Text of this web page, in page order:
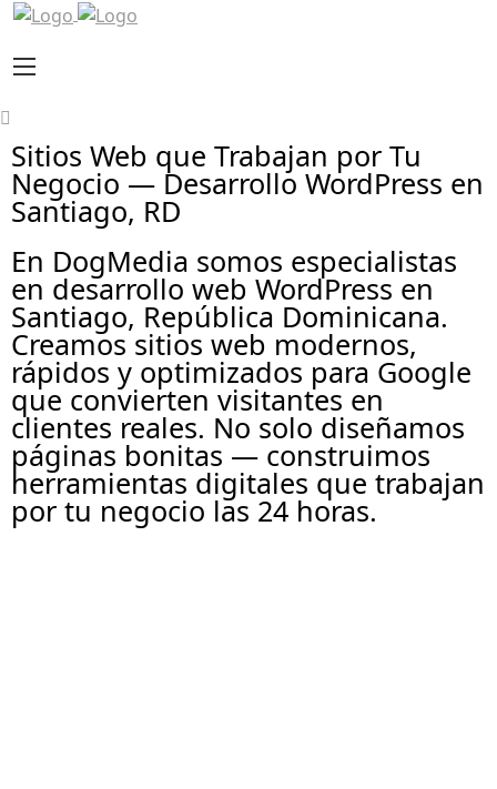
Sitios Web que Trabajan por Tu
Negocio — Desarrollo WordPress en
Santiago, RD
En DogMedia somos especialistas
en desarrollo web WordPress en
Santiago, República Dominicana.
Creamos sitios web modernos,
rápidos y optimizados para Google
que convierten visitantes en
clientes reales. No solo diseñamos
páginas bonitas — construimos
herramientas digitales que trabajan
por tu negocio las 24 horas.